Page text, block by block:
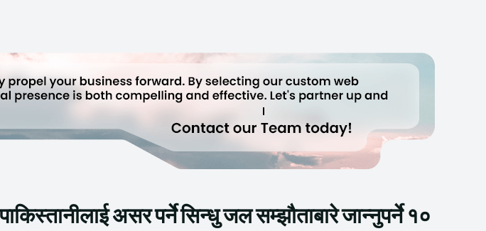
असर पर्ने सिन्धु जल सम्झौताबारे जान्नुपर्ने १०